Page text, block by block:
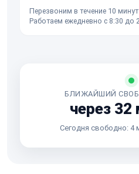
Перезвоним в течение 10 минут
Работаем ежедневно с 8:30 до
БЛИЖАЙШИЙ
через
Сегодня свободно: 4